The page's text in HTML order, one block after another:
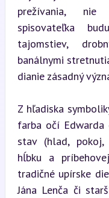
prežívania, nie
spisovateľka
tajomstiev,
banálnymi
dianie zásadný
Z hľadiska
farba očí
stav (hlad,
hĺbku a
tradičné upírske
Jána Lenča či